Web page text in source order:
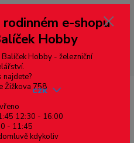
zemí, pokud chcete platit v eurech
měny - pravý horní roh ---
zásilku nevyzvednete, bude po
platbou za poštovné, v opačném
na blacklist a rušeny následující
CZK
e-shopu
Hobby
Hobby - železniční
najdete?
Žižkova 758
12:30 - 16:00
- 11:45
kdykoliv